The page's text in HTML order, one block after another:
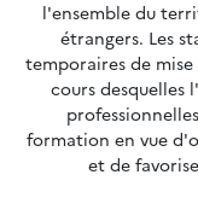
l'ensemble du
étrangers. Les
temporaires de
cours desquelles
formation en vue
et de